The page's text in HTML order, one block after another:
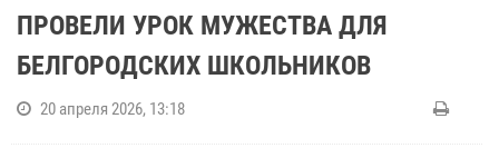
ПРОВЕЛИ УРОК МУЖЕСТВА ДЛЯ
БЕЛГОРОДСКИХ ШКОЛЬНИКОВ
20 апреля 2026, 13:18